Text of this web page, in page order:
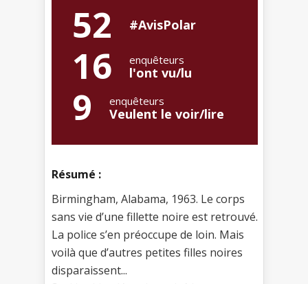
52 #AvisPolar
16 enquêteurs
l'ont vu/lu
9 enquêteurs
Veulent le voir/lire
Résumé :
Birmingham, Alabama, 1963. Le corps
sans vie d’une fillette noire est retrouvé.
La police s’en préoccupe de loin. Mais
voilà que d’autres petites filles noires
disparaissent...